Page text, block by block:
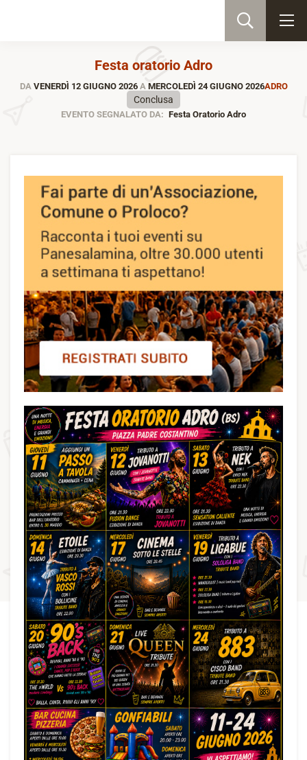
Festa oratorio Adro
DAVENERDÌ 12 GIUGNO 2026 AMERCOLEDÌ 24 GIUGNO 2026ADRO
Conclusa
EVENTO SEGNALATO DA: Festa Oratorio Adro